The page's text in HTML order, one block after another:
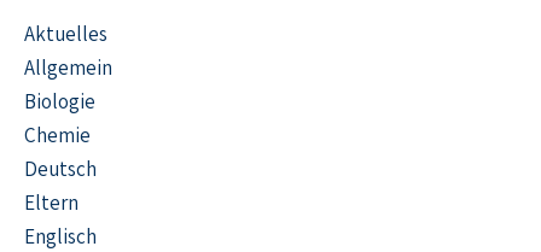
Aktuelles
Allgemein
Biologie
Chemie
Deutsch
Eltern
Englisch